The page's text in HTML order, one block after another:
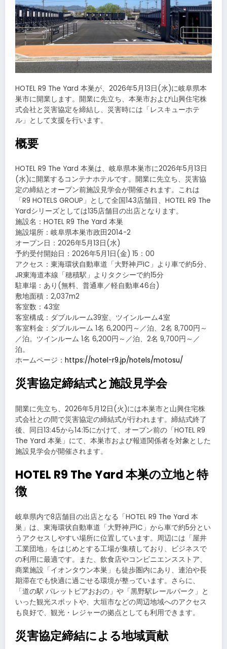
HOTEL R9 The Yard 本巣が、2026年5月13日(水)に岐阜県本
巣市に開業します。開業に先立ち、本巣市および山興住宅株
式会社と災害協定を締結し、災害時には「レスキューホテ
ル」として支援を行います。
概要
HOTEL R9 The Yard 本巣は、岐阜県本巣市に2026年5月13日
(水)に開業するコンテナホテルです。開業に先立ち、災害協
定の締結とオープン前施設見学会が開催されます。これは
「R9 HOTELS GROUP」として全国143店舗目、HOTEL R9 The
Yardシリーズとしては135店舗目の出店となります。
施設名：HOTEL R9 The Yard 本巣
施設場所：岐阜県本巣市政田2014-2
オープン日：2026年5月13日(水)
予約受付開始日：2026年5月1日(金) 15：00
アクセス：東海環状自動車道「大野神戸IC」より車で約5分、
JR東海道本線「穂積駅」よりタクシーで約15分
駐車場：あり(無料、普通車／軽自動車46台)
敷地面積：2,037m2
客室数：43室
客室構成：ダブルルーム39室、ツインルーム4室
客室料金：ダブルルーム 1名 6,200円～／泊、2名 8,700円～
／泊。ツインルーム 1名 6,200円～／泊、2名 9,700円～／
泊。
ホームページ： https://hotel-r9.jp/hotels/motosu/
災害協定締結式と施設見学会
開業に先立ち、2026年5月12日(火)には本巣市と山興住宅株
式会社との間で災害協定の締結式が行われます。締結式終了
後、同日13:45から14:15にかけて、オープン前の「HOTEL R9
The Yard 本巣」にて、本巣市および報道関係者を対象とした
施設見学会が開催されます。
HOTEL R9 The Yard 本巣の立地と特
徴
岐阜県内で8店舗目の出店となる「HOTEL R9 The Yard 本
巣」は、東海環状自動車道「大野神戸IC」から車で約5分とい
うアクセスしやすい場所に位置しています。周辺には「屋井
工業団地」をはじめとする工場が集積しており、ビジネスで
の利用に最適です。また、飲食店やコンビニエンスストア、
商業施設「イオンタウン本巣」も徒歩圏内にあり、連泊や長
期滞在でも快適に過ごせる環境が整っています。さらに、
「道の駅 パレットピアおおの」や「黒野駅レールパーク」と
いった観光スポットや、大垣市などの周辺地域へのアクセス
も良好で、観光・レジャーの拠点としても利用できます。
災害協定締結による地域貢献